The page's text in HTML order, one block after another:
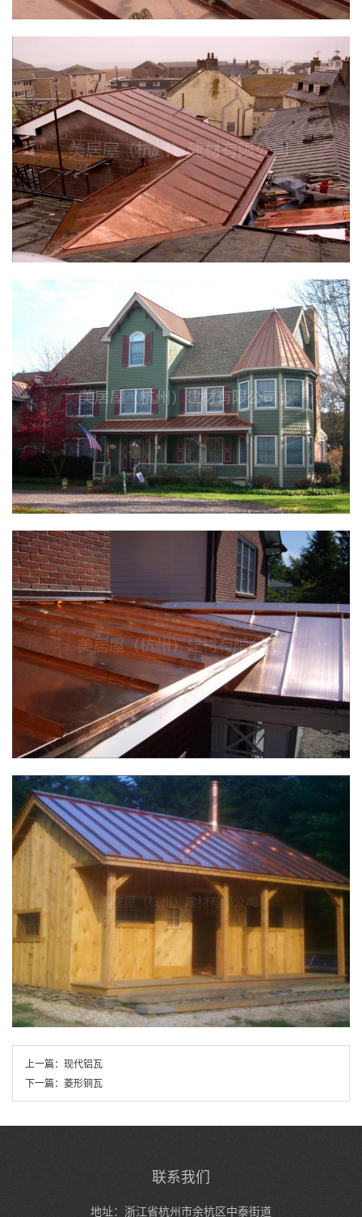
上一篇： 现代铝瓦
下一篇： 菱形铜瓦
联系我们
地址：浙江省杭州市余杭区中泰街道